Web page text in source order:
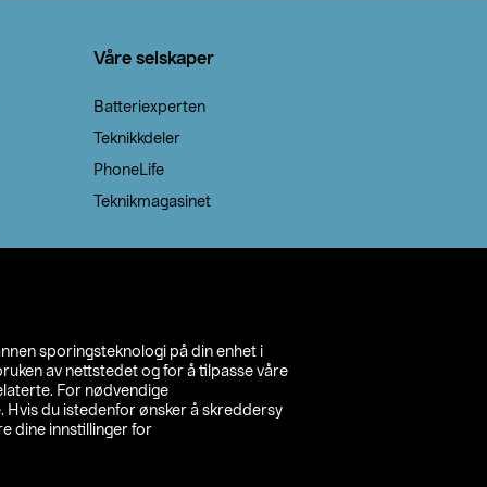
sporingsteknologi på din enhet i
av nettstedet og for å tilpasse våre
For nødvendige
Hvis du istedenfor ønsker å skreddersy
dine innstillinger for
Våre selskaper
Batteriexperten
Teknikkdeler
PhoneLife
Teknikmagasinet